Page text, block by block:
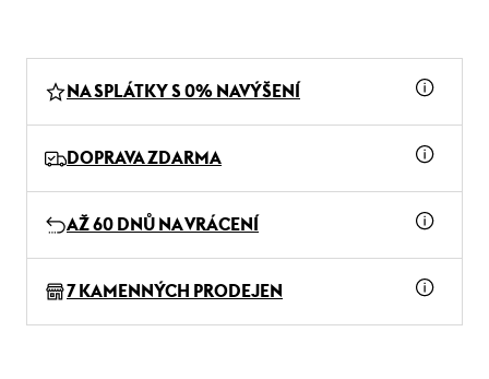
NA SPLÁTKY S 0% NAVÝŠENÍ
DOPRAVA ZDARMA
AŽ 60 DNŮ NA VRÁCENÍ
7 KAMENNÝCH PRODEJEN